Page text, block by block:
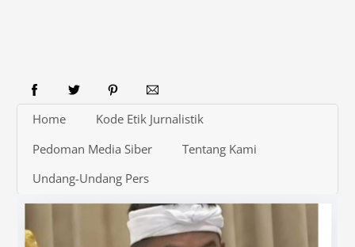
Home
Kode Etik Jurnalistik
Pedoman Media Siber
Tentang Kami
Undang-Undang Pers